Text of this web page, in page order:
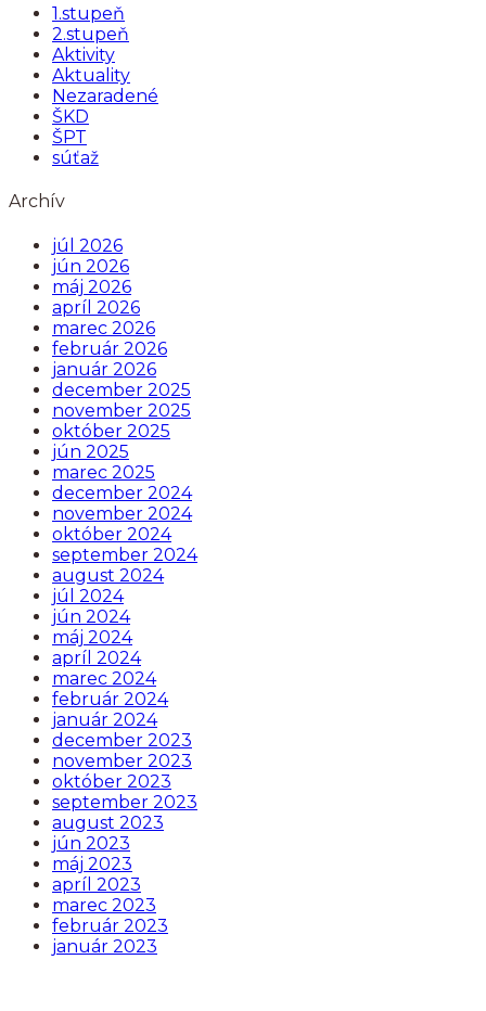
1.stupeň
2.stupeň
Aktivity
Aktuality
Nezaradené
ŠKD
ŠPT
súťaž
Archív
júl 2026
jún 2026
máj 2026
apríl 2026
marec 2026
február 2026
január 2026
december 2025
november 2025
október 2025
jún 2025
marec 2025
december 2024
november 2024
október 2024
september 2024
august 2024
júl 2024
jún 2024
máj 2024
apríl 2024
marec 2024
február 2024
január 2024
december 2023
november 2023
október 2023
september 2023
august 2023
jún 2023
máj 2023
apríl 2023
marec 2023
február 2023
január 2023